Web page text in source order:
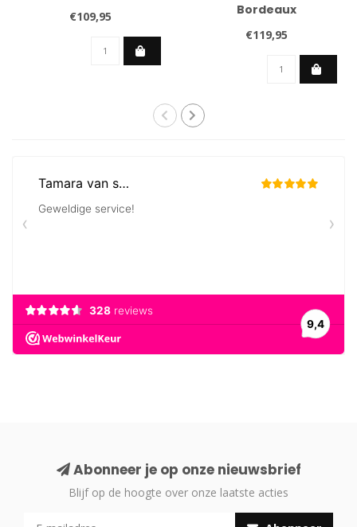
€109,95
Bordeaux
€119,95
Abonneer je op onze nieuwsbrief
Blijf op de hoogte over onze laatste acties